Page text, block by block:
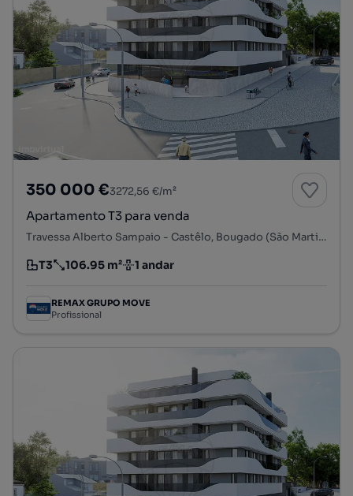
350 000 €3272,56 €/m²
Apartamento T3 para venda
Travessa Alberto Sampaio - Castêlo, Bougado (São Martinho e Santiago), Trofa, Porto
Tipologia
T3
Preço por metro quadrado
106.95 m²
Andar 1 andar
REMAX GRUPO MOVE
Profissional